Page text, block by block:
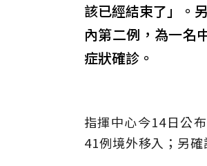
該已經結束了」。
內第二例，為一名
症狀確診。
指揮中心今14日公
41例境外移入；另